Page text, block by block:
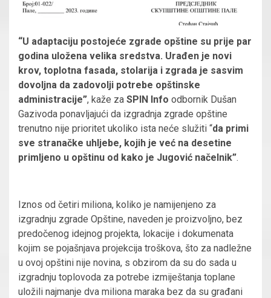
“U adaptaciju postojeće zgrade opštine su prije par
godina uložena velika sredstva. Urađen je novi
krov, toplotna fasada, stolarija i zgrada je sasvim
dovoljna da zadovolji potrebe opštinske
administracije”, kaže za SPIN Info odbornik Dušan
Gazivoda ponavljajući da izgradnja zgrade opštine
trenutno nije prioritet ukoliko ista neće služiti “da primi
sve stranačke uhljebe, kojih je već na desetine
primljeno u opštinu od kako je Jugović načelnik”.
Iznos od četiri miliona, koliko je namijenjeno za
izgradnju zgrade Opštine, naveden je proizvoljno, bez
predočenog idejnog projekta, lokacije i dokumenata
kojim se pojašnjava projekcija troškova, što za nadležne
u ovoj opštini nije novina, s obzirom da su do sada u
izgradnju toplovoda za potrebe izmiještanja toplane
uložili najmanje dva miliona maraka bez da su građani